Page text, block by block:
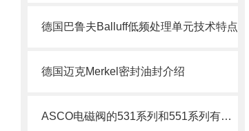
德国巴鲁夫Balluff低频处理单元技术特点
德国迈克Merkel密封油封介绍
ASCO电磁阀的531系列和551系列有什么差别